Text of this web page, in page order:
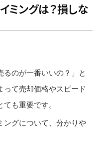
ミングは？損しな
のが一番いいの？」と
って売却価格やスピード
も重要です。
ングについて、分かりや